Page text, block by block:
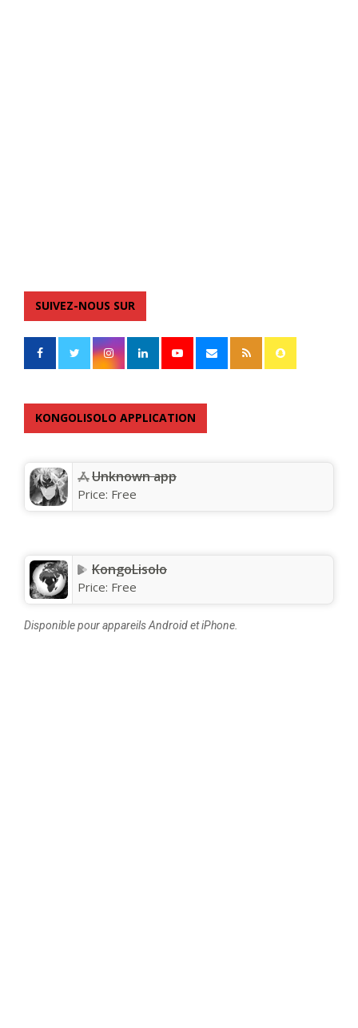
SUIVEZ-NOUS SUR
KONGOLISOLO APPLICATION
Unknown app
Price: Free
KongoLisolo
Price: Free
Disponible pour appareils Android et iPhone.